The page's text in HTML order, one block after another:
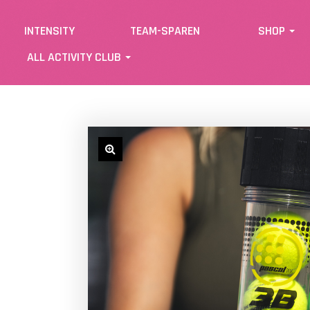
INTENSITY TEAM-SPAREN
SHOP
ALL ACTIVITY CLUB